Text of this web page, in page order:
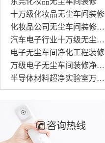
十万级化妆品无尘车间装修
化妆品公司无尘车间装修工程
汽车电子行业十万级无尘车间装修
电子无尘车间净化工程装修
万级电子无尘车间装修净化工程
半导体材料超净实验室万级无尘车间装修
咨询热线